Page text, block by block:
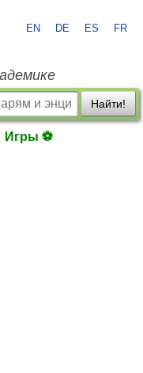
EN DE ES FR
Найти!
Игры ⚽